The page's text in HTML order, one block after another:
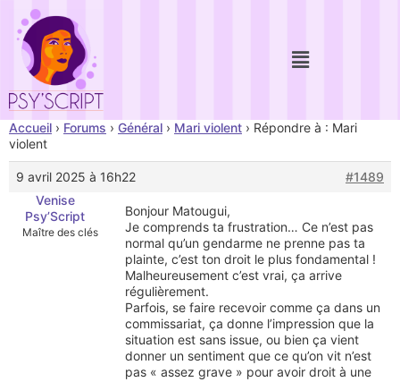
Accueil › Forums › Général › Mari violent › Répondre à : Mari
violent
9 avril 2025 à 16h22
#1489
Venise
Psy’Script
Maître des clés
Bonjour Matougui,
Je comprends ta frustration… Ce n’est pas
normal qu’un gendarme ne prenne pas ta
plainte, c’est ton droit le plus fondamental !
Malheureusement c’est vrai, ça arrive
régulièrement.
Parfois, se faire recevoir comme ça dans un
commissariat, ça donne l’impression que la
situation est sans issue, ou bien ça vient
donner un sentiment que ce qu’on vit n’est
pas « assez grave » pour avoir droit à une